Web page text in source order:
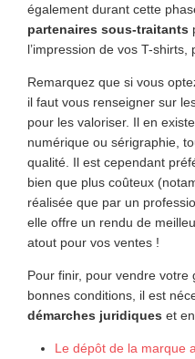
également durant cette
partenaires sous-traitants
l’impression de vos T-shirts,
Remarquez que si vous
il faut vous renseigner sur
pour les valoriser. Il en existe
numérique ou sérigraphie,
qualité. Il est cependant
bien que plus coûteux
réalisée que par un
elle offre un rendu de
atout pour vos ventes !
Pour finir, pour vendre
bonnes conditions, il est
démarches juridiques et
Le dépôt de la marque